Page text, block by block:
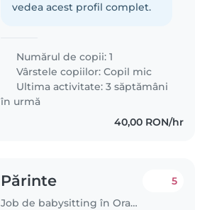
vedea acest profil complet.
Numărul de copii: 1
Vârstele copiilor:Copil mic
Ultima activitate: 3 săptămâni
în urmă
40,00 RON/hr
Părinte
Job de babysitting în Oradea
5